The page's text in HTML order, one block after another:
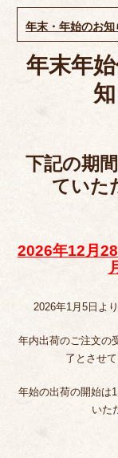
ー
年末・年始のお知
年末年
下記の期
ていた
2026年12月
2026年1月5日よ
年内出荷のご注文の
了とさせて
年始の出荷の開始は
いた